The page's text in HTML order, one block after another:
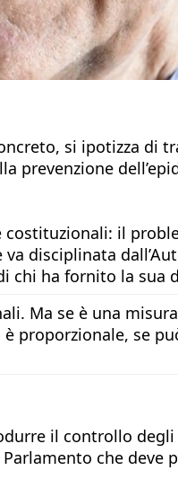
si ipotizza di
prevenzione
il
disciplinata
chi ha fornito la
Ma se è una
se
il controllo
che